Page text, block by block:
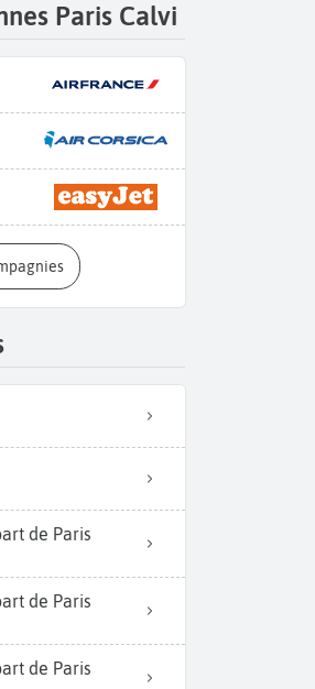
Paris Calvi
de Paris
de Paris
de Paris